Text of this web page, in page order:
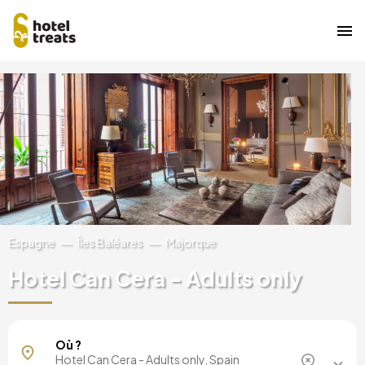
Aller
au
contenu
principal
Image
Espagne Îles Baléares Majorque
Hotel Can Cera - Adults only
Majorque, Espagne
Barcelone, Espagne
Où ?